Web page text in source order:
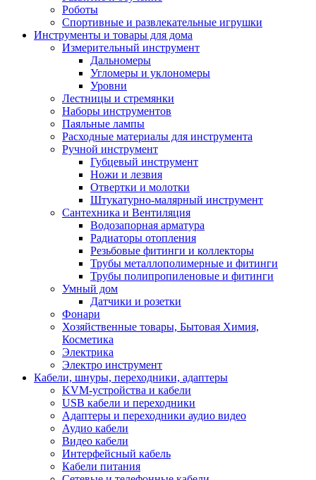
Роботы
Спортивные и развлекательные игрушки
Инструменты и товары для дома
Измерительный инструмент
Дальномеры
Угломеры и уклономеры
Уровни
Лестницы и стремянки
Наборы инструментов
Паяльные лампы
Расходные материалы для инструмента
Ручной инструмент
Губцевый инструмент
Ножи и лезвия
Отвертки и молотки
Штукатурно-малярный инструмент
Сантехника и Вентиляция
Водозапорная арматура
Радиаторы отопления
Резьбовые фитинги и коллекторы
Трубы металлополимерные и фитинги
Трубы полипропиленовые и фитинги
Умный дом
Датчики и розетки
Фонари
Хозяйственные товары, Бытовая Химия,
Косметика
Электрика
Электро инструмент
Кабели, шнуры, переходники, адаптеры
KVM-устройства и кабели
USB кабели и переходники
Адаптеры и переходники аудио видео
Аудио кабели
Видео кабели
Интерфейсный кабель
Кабели питания